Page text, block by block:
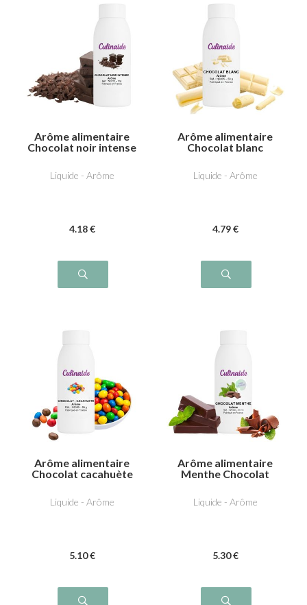
Arôme alimentaire
Chocolat noir intense
Liquide - Arôme
4.18 €
Arôme alimentaire
Chocolat blanc
Liquide - Arôme
4.79 €
Arôme alimentaire
Chocolat cacahuète
Liquide - Arôme
5.10 €
Arôme alimentaire
Menthe Chocolat
Liquide - Arôme
5.30 €